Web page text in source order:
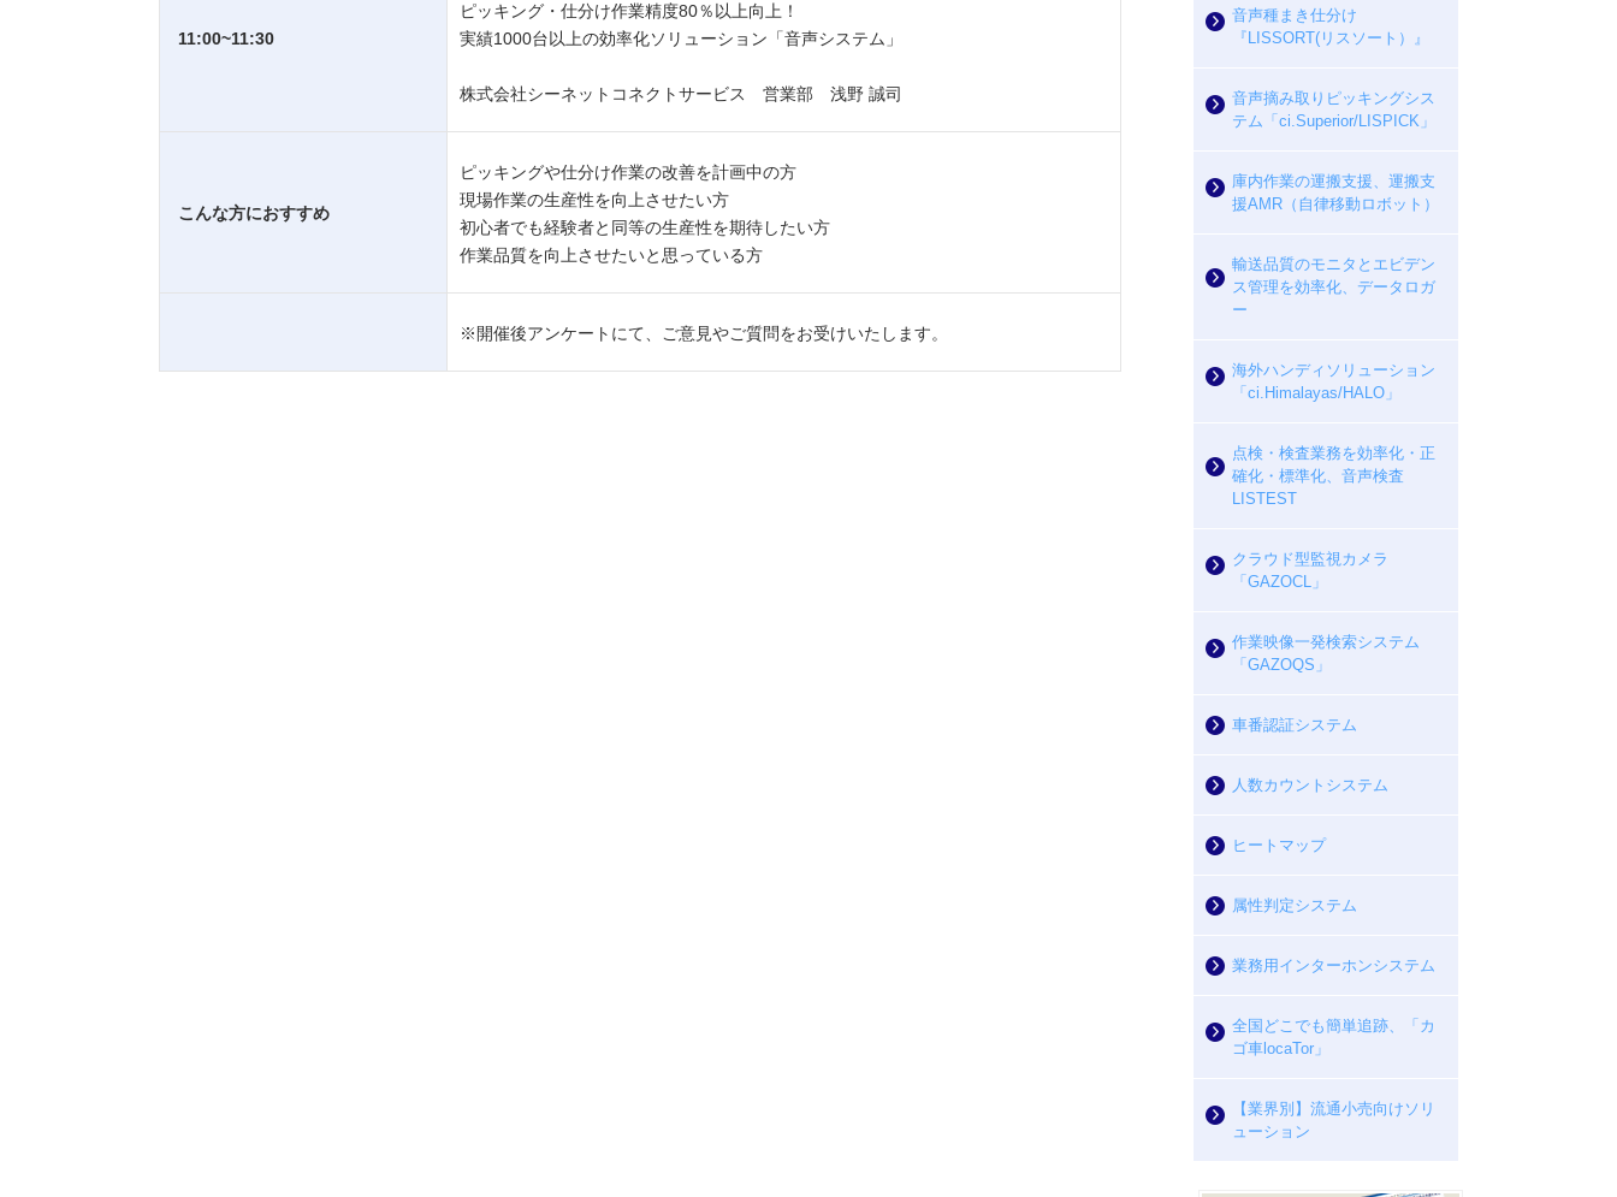
11:00~11:30
ピッキング・仕分け作業精度80％以上向上！
実績1000台以上の効率化ソリューション「音声システム」
株式会社シーネットコネクトサービス 営業部 浅野 誠司
こんな方におすすめ
ピッキングや仕分け作業の改善を計画中の方
現場作業の生産性を向上させたい方
初心者でも経験者と同等の生産性を期待したい方
作業品質を向上させたいと思っている方
※開催後アンケートにて、ご意見やご質問をお受けいたします。
音声種まき仕分け
『LISSORT(リスソート）』
音声摘み取りピッキングシス
テム「ci.Superior/LISPICK」
庫内作業の運搬支援、運搬支
援AMR（自律移動ロボット）
輸送品質のモニタとエビデン
ス管理を効率化、データロガ
ー
海外ハンディソリューション
「ci.Himalayas/HALO」
点検・検査業務を効率化・正
確化・標準化、音声検査
LISTEST
クラウド型監視カメラ
「GAZOCL」
作業映像一発検索システム
「GAZOQS」
車番認証システム
人数カウントシステム
ヒートマップ
属性判定システム
業務用インターホンシステム
全国どこでも簡単追跡、「カ
ゴ車locaTor」
【業界別】流通小売向けソリ
ューション